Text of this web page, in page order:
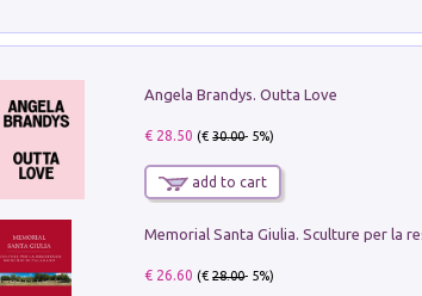
Angela Brandys. Outta Love
€ 28.50 (€30.00- 5%)
add to cart
€ 26.60 (€28.00- 5%)